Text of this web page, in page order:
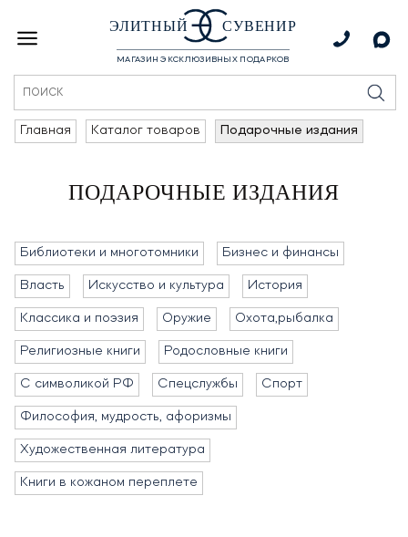
ЭЛИТНЫЙ СУВЕНИР
МАГАЗИН ЭКСКЛЮЗИВНЫХ ПОДАРКОВ
Главная Каталог товаров Подарочные издания
ПОДАРОЧНЫЕ ИЗДАНИЯ
Библиотеки и многотомники Бизнес и финансы
Власть Искусство и культура История
Классика и поэзия Оружие Охота,рыбалка
Религиозные книги Родословные книги
С символикой РФ Спецслужбы Спорт
Философия, мудрость, афоризмы
Художественная литература
Книги в кожаном переплете